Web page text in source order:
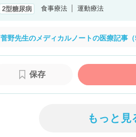
2型糖尿病 食事療法 運動療法
菅野先生のメディカルノートの医療記事
保存
もっと見